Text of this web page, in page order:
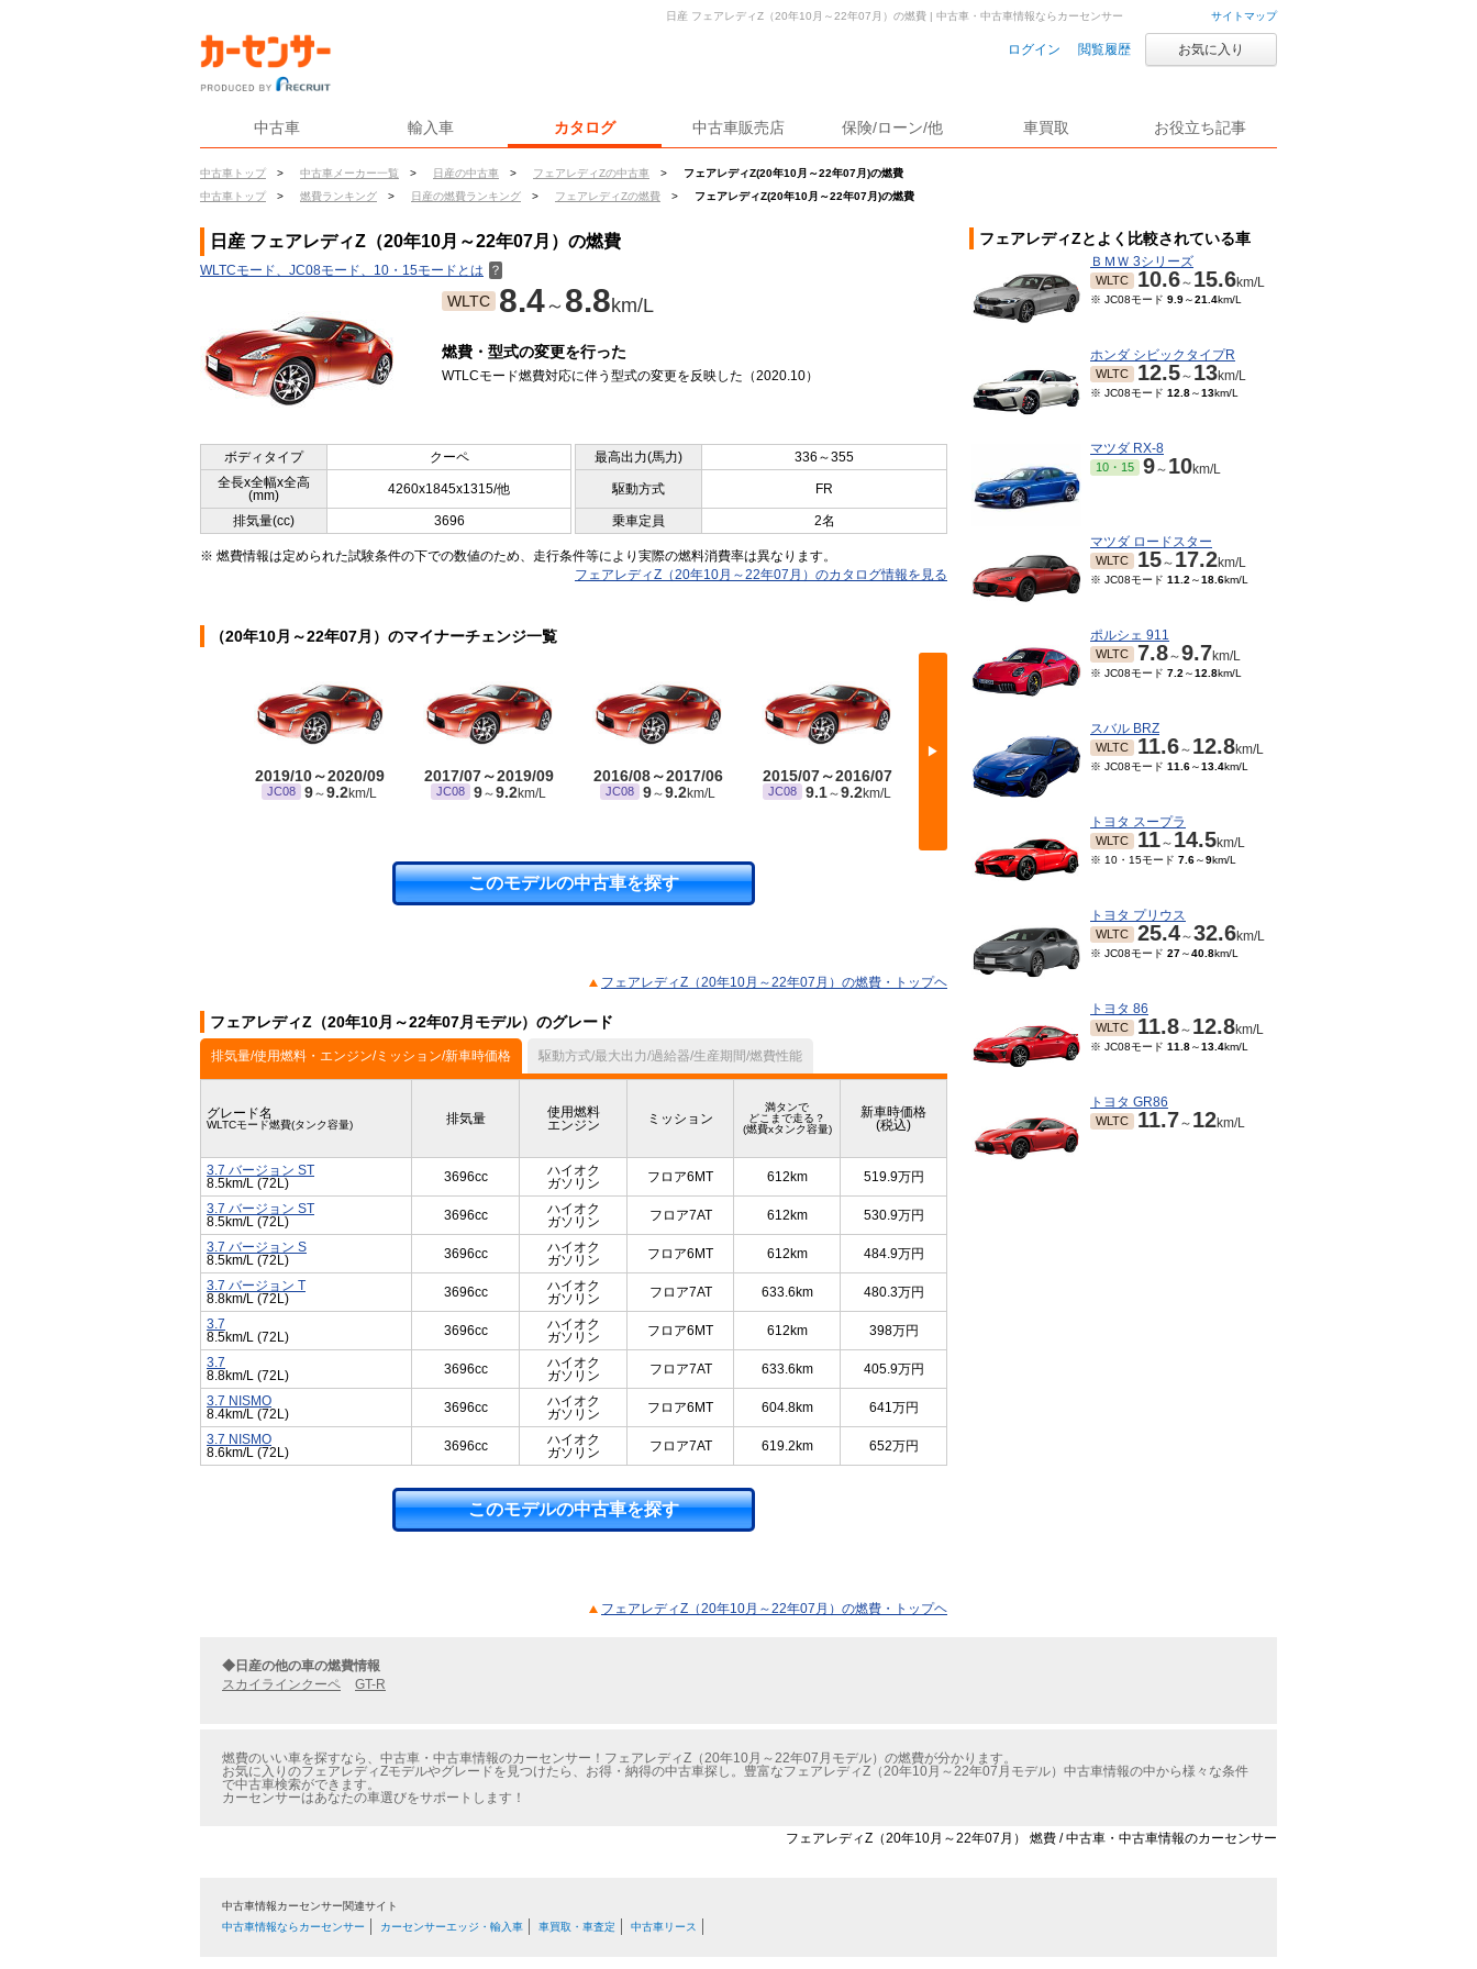
サイトマップ
ログイン 閲覧履歴 お気に入り
中古車 輸入車 カタログ 中古車販売店 保険/ローン/他 車買取 お役立ち記事
中古車トップ > 中古車メーカー一覧 > 日産の中古車 > フェアレディZの中古車 >
フェアレディZ(20年10月～22年07月)の燃費
中古車トップ
> 燃費ランキング > 日産の燃費ランキング > フェアレディZの燃費 > フェアレディZ(20年10月～22年07月)の燃費
日産 フェアレディZ（20年10月～22年07月）の燃費 | 中古車・中古車情報ならカーセンサー
日産 フェアレディZ（20年10月～22年07月）の燃費
WLTCモード、JC08モード、10・15モードとは ？
WLTC 8.4～ 8.8km/L
燃費・型式の変更を行った
WTLCモード燃費対応に伴う型式の変更を反映した（2020.10）
ボディタイプ クーペ 最高出力(馬力)
336～355
全長x全幅x全高
(mm)
4260x1845x1315/他 駆動方式 FR
排気量(cc) 3696 乗車定員 2名
※ 燃費情報は定められた試験条件の下での数値のため、走行条件等により実際の燃料消費率は異なります。
フェアレディZ（20年10月～22年07月）のカタログ情報を見る
（20年10月～22年07月）のマイナーチェンジ一覧
▶
2019/10～2020/09
JC08 9～9.2km/L
2017/07～2019/09
JC08 9～9.2km/L
2016/08～2017/06
JC08 9～9.2km/L
2015/07～2016/07
JC08 9.1～9.2km/L
2014/07～2015/06
9.1～9.2km/L
2014/04～2014/06
このモデルの中古車を探す
フェアレディZ（20年10月～22年07月）の燃費・トップヘ
フェアレディZ（20年10月～22年07月モデル）のグレード
排気量/使用燃料・エンジン/ミッション/新車時価格 駆動方式/最大出力/過給器/生産期間/燃費性能
グレード名
WLTCモード燃費(タンク容量) 排気量
使用燃料
エンジン
ミッション
満タンで
どこまで走る？
(燃費xタンク容量)
新車時価格
(税込)
3.7 バージョン ST
8.5km/L (72L)
3696cc
ハイオク
ガソリン
フロア6MT 612km 519.9万円
3.7 バージョン ST
8.5km/L (72L)
3696cc
ハイオク
ガソリン
フロア7AT 612km 530.9万円
3.7 バージョン S
8.5km/L (72L)
3696cc
ハイオク
ガソリン
フロア6MT 612km 484.9万円
3.7 バージョン T
8.8km/L (72L)
3696cc
ハイオク
ガソリン
フロア7AT 633.6km 480.3万円
3.7
8.5km/L (72L)
3696cc
ハイオク
ガソリン
フロア6MT 612km 398万円
3.7
8.8km/L (72L)
3696cc
ハイオク
ガソリン
フロア7AT 633.6km 405.9万円
3.7 NISMO
8.4km/L (72L)
3696cc
ハイオク
ガソリン
フロア6MT 604.8km 641万円
3.7 NISMO
8.6km/L (72L)
3696cc
ハイオク
ガソリン
フロア7AT 619.2km 652万円
このモデルの中古車を探す
フェアレディZ（20年10月～22年07月）の燃費・トップヘ
フェアレディZとよく比較されている車
ＢＭＷ 3シリーズ
WLTC 10.6～ 15.6km/L
※ JC08モード 9.9～21.4km/L
ホンダ シビックタイプR
WLTC 12.5～ 13km/L
※ JC08モード 12.8～13km/L
マツダ RX-8
10・15 9～ 10km/L
マツダ ロードスター
WLTC 15～ 17.2km/L
※ JC08モード 11.2 ～18.6km/L
ポルシェ 911
WLTC 7.8～9.7km/L
※ JC08モード 7.2 ～12.8km/L
スバル BRZ
WLTC 11.6～ 12.8km/L
※ JC08モード 11.6～13.4km/L
トヨタ スープラ
WLTC 11～ 14.5km/L
※ 10・15モード 7.6～9km/L
トヨタ プリウス
WLTC 25.4～32.6km/L
※ JC08モード 27～40.8km/L
トヨタ 86
WLTC 11.8～ 12.8km/L
※ JC08モード 11.8～13.4km/L
トヨタ GR86
WLTC 11.7～ 12km/L
◆日産の他の車の燃費情報
スカイラインクーペ
GT-R
燃費のいい車を探すなら、中古車・中古車情報のカーセンサー！フェアレディZ（20年10月～22年07月モデル）の燃費が分かります。
お気に入りのフェアレディZモデルやグレードを見つけたら、お得・納得の中古車探し。豊富なフェアレディZ（20年10月～22年07月モデル）中古車情報の中から様々な条件
で中古車検索ができます。
カーセンサーはあなたの車選びをサポートします！
フェアレディZ（20年10月～22年07月） 燃費 / 中古車・中古車情報のカーセンサー
中古車情報カーセンサー関連サイト
中古車情報ならカーセンサー
カーセンサーエッジ・輸入車 車買取・車査定 中古車リース